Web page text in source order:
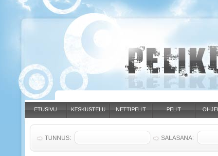
ETUSIVU KESKUSTELU NETTIPELIT PELIT
TUNNUS: SALASANA: